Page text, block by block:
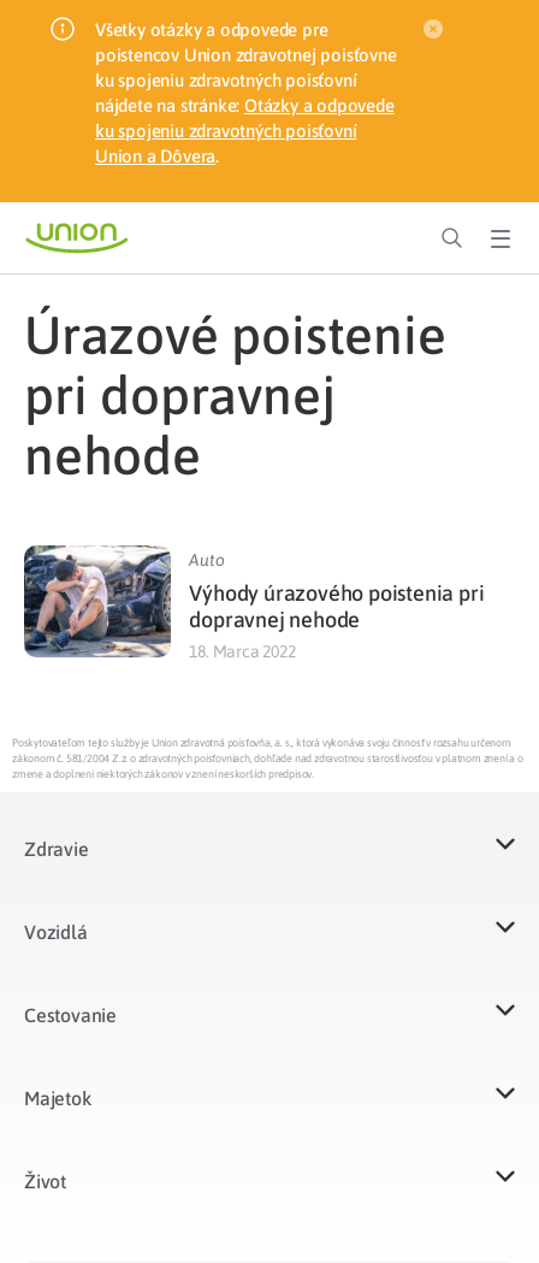
Všetky otázky a odpovede pre
poistencov Union zdravotnej poisťovne
ku spojeniu zdravotných poisťovní
nájdete na stránke: Otázky a odpovede
ku spojeniu zdravotných poisťovní
Union a Dôvera.
úrazové poistenie
pri dopravnej
nehode
Auto
Výhody úrazového poistenia pri
dopravnej nehode
18. Marca 2022
Poskytovateľom tejto služby je Union zdravotná poisťovňa, a. s., ktorá vykonáva svoju činnosť v rozsahu určenom
zákonom č. 581/2004 Z.z. o zdravotných poisťovniach, dohľade nad zdravotnou starostlivosťou v platnom znení a o
zmene a doplnení niektorých zákonov v znení neskorších predpisov.
Zdravie
Vozidlá​
Cestovanie
Majetok​
Život​